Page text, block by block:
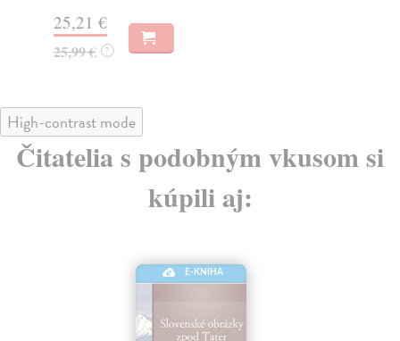
25,21 €
25,99 € ?
High-contrast mode
Čitatelia s podobným vkusom si
kúpili aj:
E-KNIHA